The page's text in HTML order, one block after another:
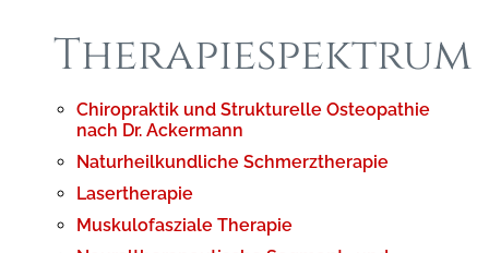
Therapiespektrum
Chiropraktik und Strukturelle Osteopathie
nach Dr. Ackermann
Naturheilkundliche Schmerztherapie
Lasertherapie
Muskulofasziale Therapie